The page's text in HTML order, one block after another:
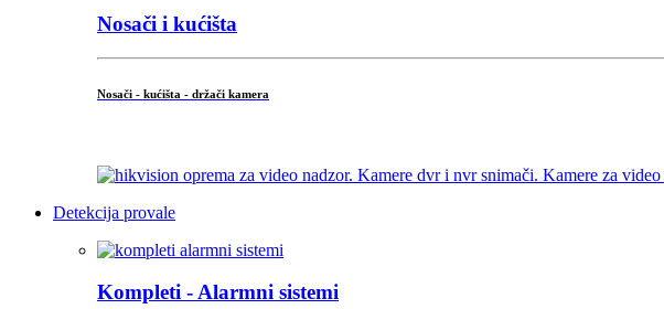
Nosači i kućišta
Nosači - kućišta - držači kamera
Detekcija provale
Kompleti - Alarmni sistemi